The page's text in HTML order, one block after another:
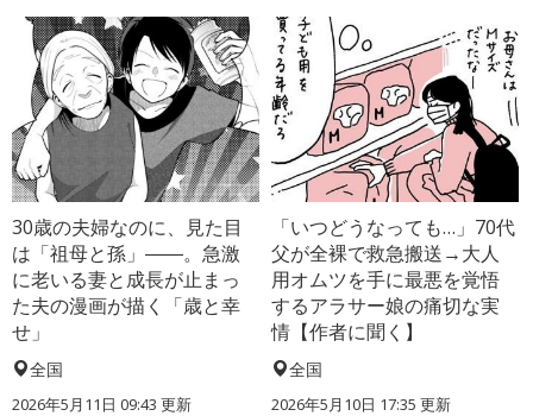
30歳の夫婦なのに、見た目
は「祖母と孫」――。急激
に老いる妻と成長が止まっ
た夫の漫画が描く「歳と幸
せ」
全国
2026年5月11日 09:43 更新
「いつどうなっても…」70代
父が全裸で救急搬送→大人
用オムツを手に最悪を覚悟
するアラサー娘の痛切な実
情【作者に聞く】
全国
2026年5月10日 17:35 更新